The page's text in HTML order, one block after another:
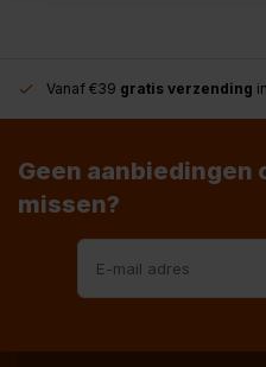
Vanaf €39 gratis verzending
Geen aanbiedingen
missen?